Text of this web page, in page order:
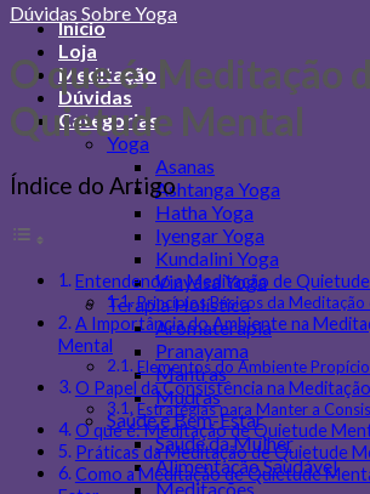
Início
Loja
Meditação
Dúvidas
Categorias
Yoga
Asanas
Ashtanga Yoga
Hatha Yoga
Iyengar Yoga
Kundalini Yoga
Vinyasa Yoga
Terapia Holística
Aromaterapia
Pranayama
Mantras
Mudras
Saúde e Bem-Estar
Saúde da Mulher
Alimentação Saudável
Meditações
Dúvidas Sobre Yoga
O que é: Meditação
Quietude Mental
Índice do Artigo
Entendendo a Meditação de
Princípios Básicos da
A Importância do Ambiente na
Mental
Elementos do Ambiente
O Papel da Consistência na
Estratégias para Manter a
O que é: Meditação de Quietude
Práticas da Meditação de Quietude
Como a Meditação de Quietude